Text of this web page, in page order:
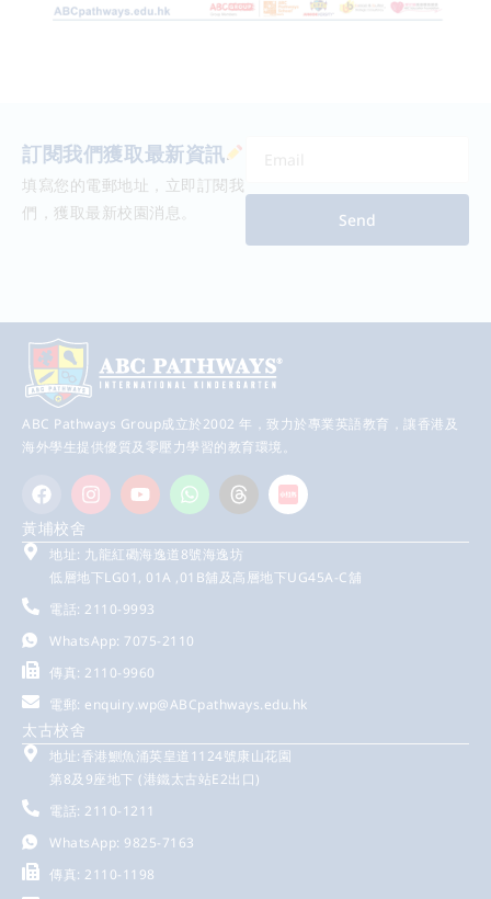
訂閱我們獲取最新資訊
填寫您的電郵地址，立即訂閱我
們，獲取最新校園消息。
Send
ABC Pathways Group成立於2002 年，致力於專業英語教育，讓香港及
海外學生提供優質及零壓力學習的教育環境。
黃埔校舍
地址: 九龍紅磡海逸道8號海逸坊
低層地下LG01, 01A ,01B舖及高層地下UG45A-C舖
電話: 2110-9993
WhatsApp: 7075-2110
傳真: 2110-9960
電郵: enquiry.wp@ABCpathways.edu.hk
太古校舍
地址:香港鰂魚涌英皇道1124號康山花園
第8及9座地下 (港鐵太古站E2出口)
電話: 2110-1211
WhatsApp: 9825-7163
傳真: 2110-1198